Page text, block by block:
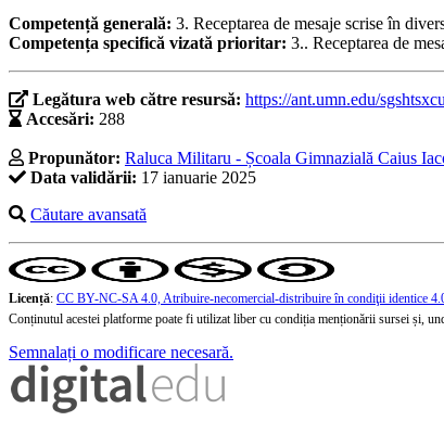
Competență generală: 3. Receptarea de mesaje scrise în
Competența specifică vizată prioritar: 3.. Receptarea de
Legătura web către resursă: https://ant.umn.edu/
Accesări: 288
Propunător: Raluca Militaru - Școala Gimnazială Caius
Data validării: 17 ianuarie 2025
Căutare avansată
Licență: CC BY-NC-SA 4.0, Atribuire-necomercial-distribuire în condiţii identice
Conținutul acestei platforme poate fi utilizat liber cu condiția menționării sursei și,
Semnalați o modificare necesară.